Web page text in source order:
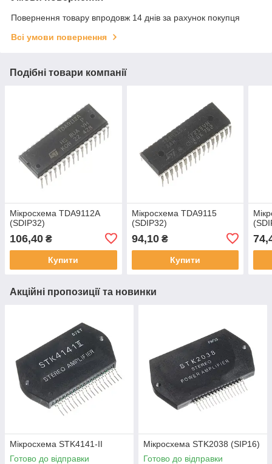
Повернення товару впродовж 14 днів за рахунок покупця
Всі умови повернення
Подібні товари компанії
Мікросхема TDA9112A
(SDIP32)
106,40 ₴
Купити
Мікросхема TDA9115
(SDIP32)
94,10₴
Купити
Акційні пропозиції та новинки
Мікросхема STK4141-II
Готово до відправки
Мікросхема STK2038 (SIP16)
Готово до відправки